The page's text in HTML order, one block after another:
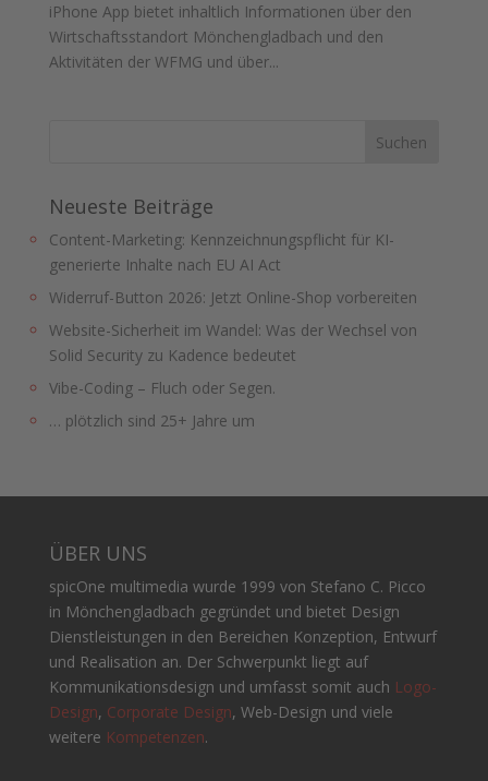
iPhone App bietet inhaltlich Informationen über den
Wirtschaftsstandort Mönchengladbach und den
Aktivitäten der WFMG und über...
Neueste Beiträge
Content-Marketing: Kennzeichnungspflicht für KI-
generierte Inhalte nach EU AI Act
Widerruf-Button 2026: Jetzt Online-Shop vorbereiten
Website-Sicherheit im Wandel: Was der Wechsel von
Solid Security zu Kadence bedeutet
Vibe-Coding – Fluch oder Segen.
… plötzlich sind 25+ Jahre um
ÜBER UNS
spicOne multimedia wurde 1999 von Stefano C. Picco
in Mönchengladbach gegründet und bietet Design
Dienstleistungen in den Bereichen Konzeption, Entwurf
und Realisation an. Der Schwerpunkt liegt auf
Kommunikationsdesign und umfasst somit auch Logo-
Design, Corporate Design, Web-Design und viele
weitere Kompetenzen.